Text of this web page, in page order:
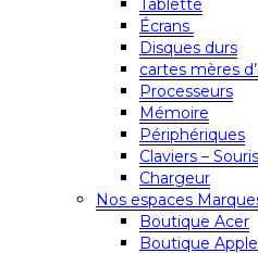
Tablette
Écrans
Disques durs
cartes mères
Processeurs
Mémoire
Périphériques
Claviers – Souris
Chargeur
Nos espaces
Boutique Acer
Boutique Apple